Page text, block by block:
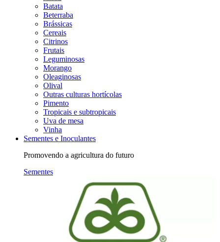
Batata
Beterraba
Brássicas
Cereais
Citrinos
Frutais
Leguminosas
Morango
Oleaginosas
Olival
Outras culturas hortícolas
Pimento
Tropicais e subtropicais
Uva de mesa
Vinha
Sementes e Inoculantes
Promovendo a agricultura do futuro
Sementes